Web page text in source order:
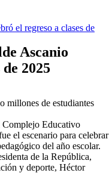
el regreso a clases de
Ascanio
2025
millones de estudiantes
Complejo Educativo
el escenario para celebrar
del año escolar.
de la República,
y deporte, Héctor